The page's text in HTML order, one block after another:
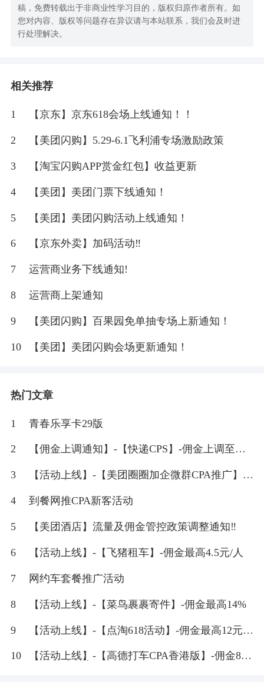
稿，免费转载出于非商业性学习目的，版权归原作者所有。如
您对内容、版权等问题存在异议请与本站联系，我们会及时进
行处理解决。
相关推荐
1 【京东】京东618会场上线通知！！
2 【美团闪购】5.29-6.1飞利浦专场激励政策
3 【淘宝闪购APP赏金红包】收益更新
4 【美团】美团门票下线通知！
5 【美团】美团闪购活动上线通知！
6 【京东外卖】加码活动‼
7 运营商业务下线通知!
8 运营商上架通知
9 【美团闪购】百果园免单抽专场上新通知！
10 【美团】美团闪购会场更新通知！
热门文章
1 青春乐享卡29版
2
【佣金上调通知】-【快递CPS】-佣金上调至
3
【活动上线】-【美团圈圈加企微群CPA推广】-
4
到餐网推CPA新客活动
5 【美团酒店】流量及佣金管控政策调整通知‼
6 【活动上线】-【飞猪租车】-佣金最高4.5元/人
7 网约车套餐推广活动
8 【活动上线】-【菜鸟裹裹寄件】-佣金最高14%
9
【活动上线】-【点淘618活动】-佣金最高12元
10
【活动上线】-【高德打车CPA香港版】-佣金8